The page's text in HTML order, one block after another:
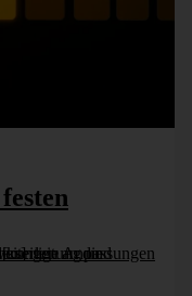
erfordert die [...]